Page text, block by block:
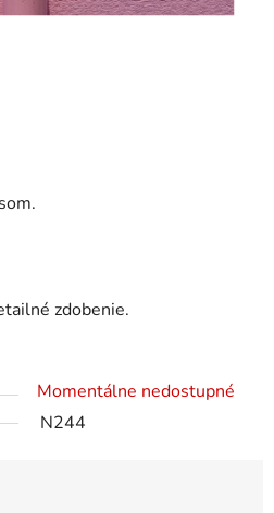
zdobenie.
Momentálne nedostupné
N244